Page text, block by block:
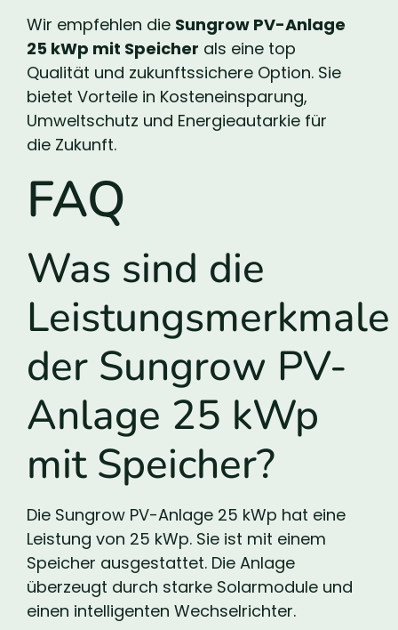
Wir empfehlen die Sungrow PV-Anlage
25 kWp mit Speicher als eine top
Qualität und zukunftssichere Option. Sie
bietet Vorteile in Kosteneinsparung,
Umweltschutz und Energieautarkie für
die Zukunft.
FAQ
Was sind die
Leistungsmerkmale
der Sungrow PV-
Anlage 25 kWp
mit Speicher?
Die Sungrow PV-Anlage 25 kWp hat eine
Leistung von 25 kWp. Sie ist mit einem
Speicher ausgestattet. Die Anlage
überzeugt durch starke Solarmodule und
einen intelligenten Wechselrichter.